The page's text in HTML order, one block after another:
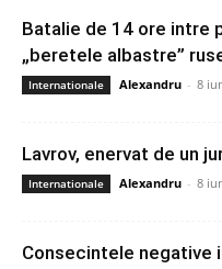
Batalie de 14 ore intre
„beretele albastre”
Internationale Alexandru - 8
Lavrov, enervat de un
Internationale Alexandru - 8
Consecintele negative